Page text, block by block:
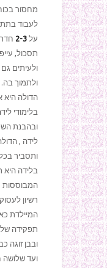
מחסור
לעבוד
על2-3
תסכול,
ולעיתים
ולתמוך
הדולה
בלימודי
ובהבנת
לידה ,
ותסביר
בלידה
המבוססות
רשיון
המיילדת
תפקידה של
ובבן זוגה
ועד שלושה